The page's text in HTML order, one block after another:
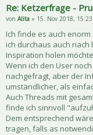
Re: Ketzerfrage -
von Alita » 15. Nov 2018, 15:23
Ich finde es auch
ich durchaus auch
Inspiration holen
Wenn ich den User
nachgefragt, aber der
umständlicher, als
Auch Threads mit
finde ich sinnvoll
Dem entsprechend
tragen, falls as